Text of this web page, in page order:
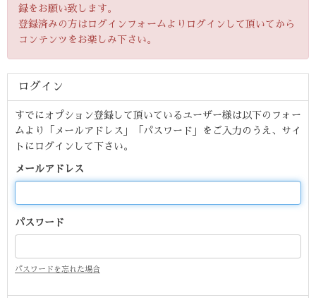
録をお願い致します。
登録済みの方はログインフォームよりログインして頂いてから
コンテンツをお楽しみ下さい。
ログイン
すでにオプション登録して頂いているユーザー様は以下のフォー
ムより「メールアドレス」「パスワード」をご入力のうえ、サイ
トにログインして下さい。
メールアドレス
パスワード
パスワードを忘れた場合